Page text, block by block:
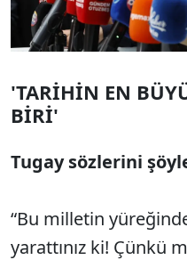
'TARİHİN EN
BİRİ'
Tugay sözlerini
“Bu milletin
yarattınız ki! Çünkü